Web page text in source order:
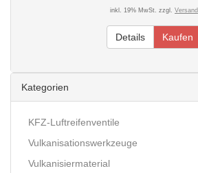
inkl. 19% MwSt. zzgl. Versand
Details Kaufen
Kategorien
KFZ-Luftreifenventile
Vulkanisationswerkzeuge
Vulkanisiermaterial